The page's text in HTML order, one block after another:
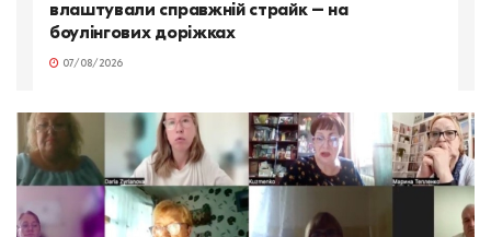
влаштували справжній страйк – на
боулінгових доріжках
07/08/2026